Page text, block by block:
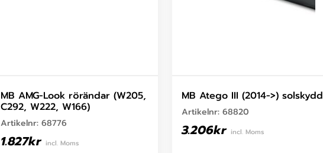
MB AMG-Look rörändar (W205,
C292, W222, W166)
Artikelnr: 68776
1.827kr incl. Moms
MB Atego III (2014->) solskydd
Artikelnr: 68820
3.206kr incl. Moms